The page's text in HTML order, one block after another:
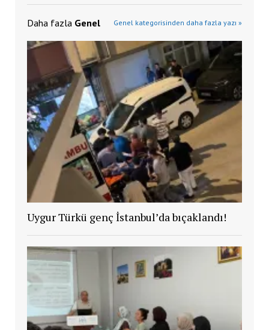
Daha fazla Genel Genel kategorisinden daha fazla yazı »
Uygur Türkü genç İstanbul’da bıçaklandı!